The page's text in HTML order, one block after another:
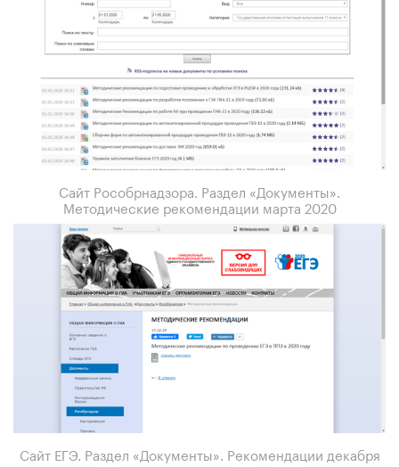
Сайт Рособрнадзора. Раздел «Документы».
Методические рекомендации марта 2020
Сайт ЕГЭ. Раздел «Документы». Рекомендации декабря